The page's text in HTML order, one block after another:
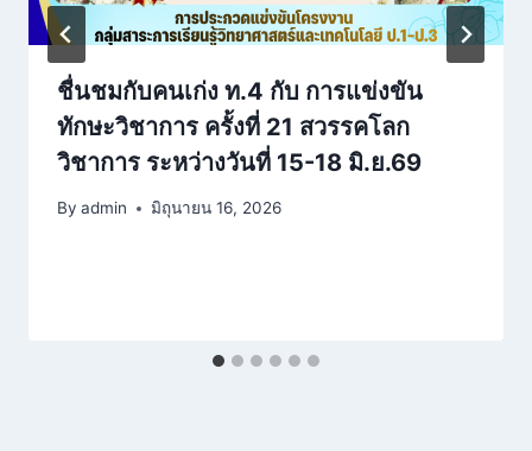
ชื่นชมกับคนเก่ง ท.4 กับ การแข่งขัน
ทักษะวิชาการ ครั้งที่ 21 สวรรคโลก
วิชาการ ระหว่างวันที่ 15-18 มิ.ย.69
By admin มิถุนายน 16, 2026